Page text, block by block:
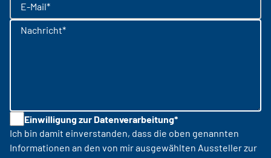
E-Mail*
Nachricht*
Einwilligung zur Datenverarbeitung*
Ich bin damit einverstanden, dass die oben genannten
Informationen an den von mir ausgewählten Aussteller zur